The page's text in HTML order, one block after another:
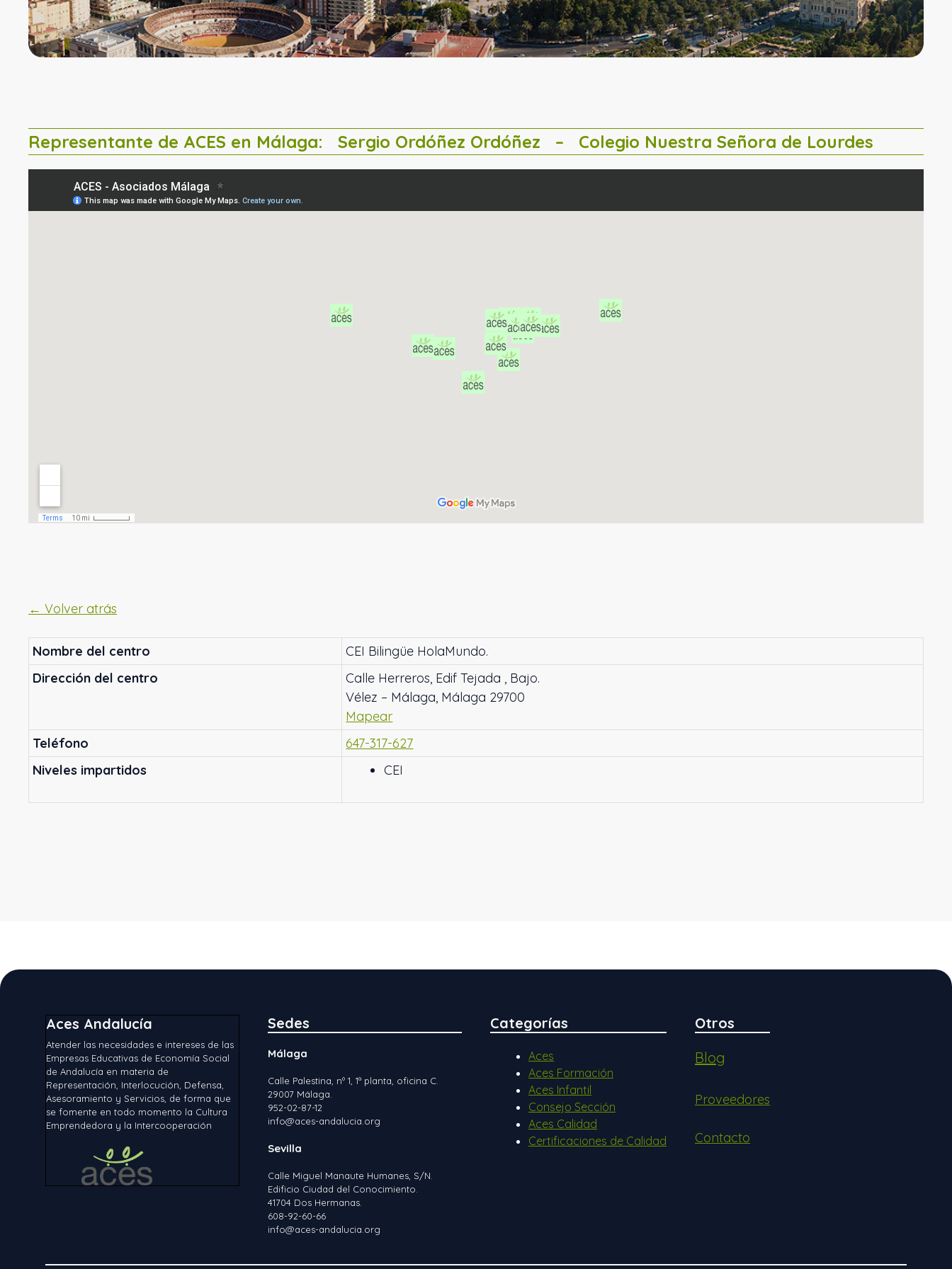
Representante de ACES en Málaga: Sergio Ordóñez Ordóñez – Colegio Nuestra Señora de Lourdes
← Volver atrás
Nombre del centro
CEI Bilingüe HolaMundo.
Dirección del centro
Calle Herreros, Edif Tejada , Bajo.
Vélez – Málaga, Málaga 29700
Mapear
Teléfono
647-317-627
Niveles impartidos
CEI
Aces Andalucía
Atender las necesidades e intereses de las
Empresas Educativas de Economía Social
de Andalucía en materia de
Representación, Interlocución, Defensa,
Asesoramiento y Servicios, de forma que
se fomente en todo momento la Cultura
Emprendedora y la Intercooperación
Sedes
Málaga
Calle Palestina, nº 1, 1ª planta, oficina C.
29007 Málaga.
952-02-87-12
info@aces-andalucia.org
Sevilla
Calle Miguel Manaute Humanes, S/N.
Edificio Ciudad del Conocimiento.
41704 Dos Hermanas.
608-92-60-66
info@aces-andalucia.org
Categorías
Aces
Aces Formación
Aces Infantil
Consejo Sección
Aces Calidad
Certificaciones de Calidad
Otros
Blog
Proveedores
Contacto